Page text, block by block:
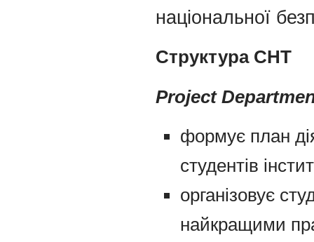
національної
Структура СНТ
Project
формує план
студентів
організовує
найкращими